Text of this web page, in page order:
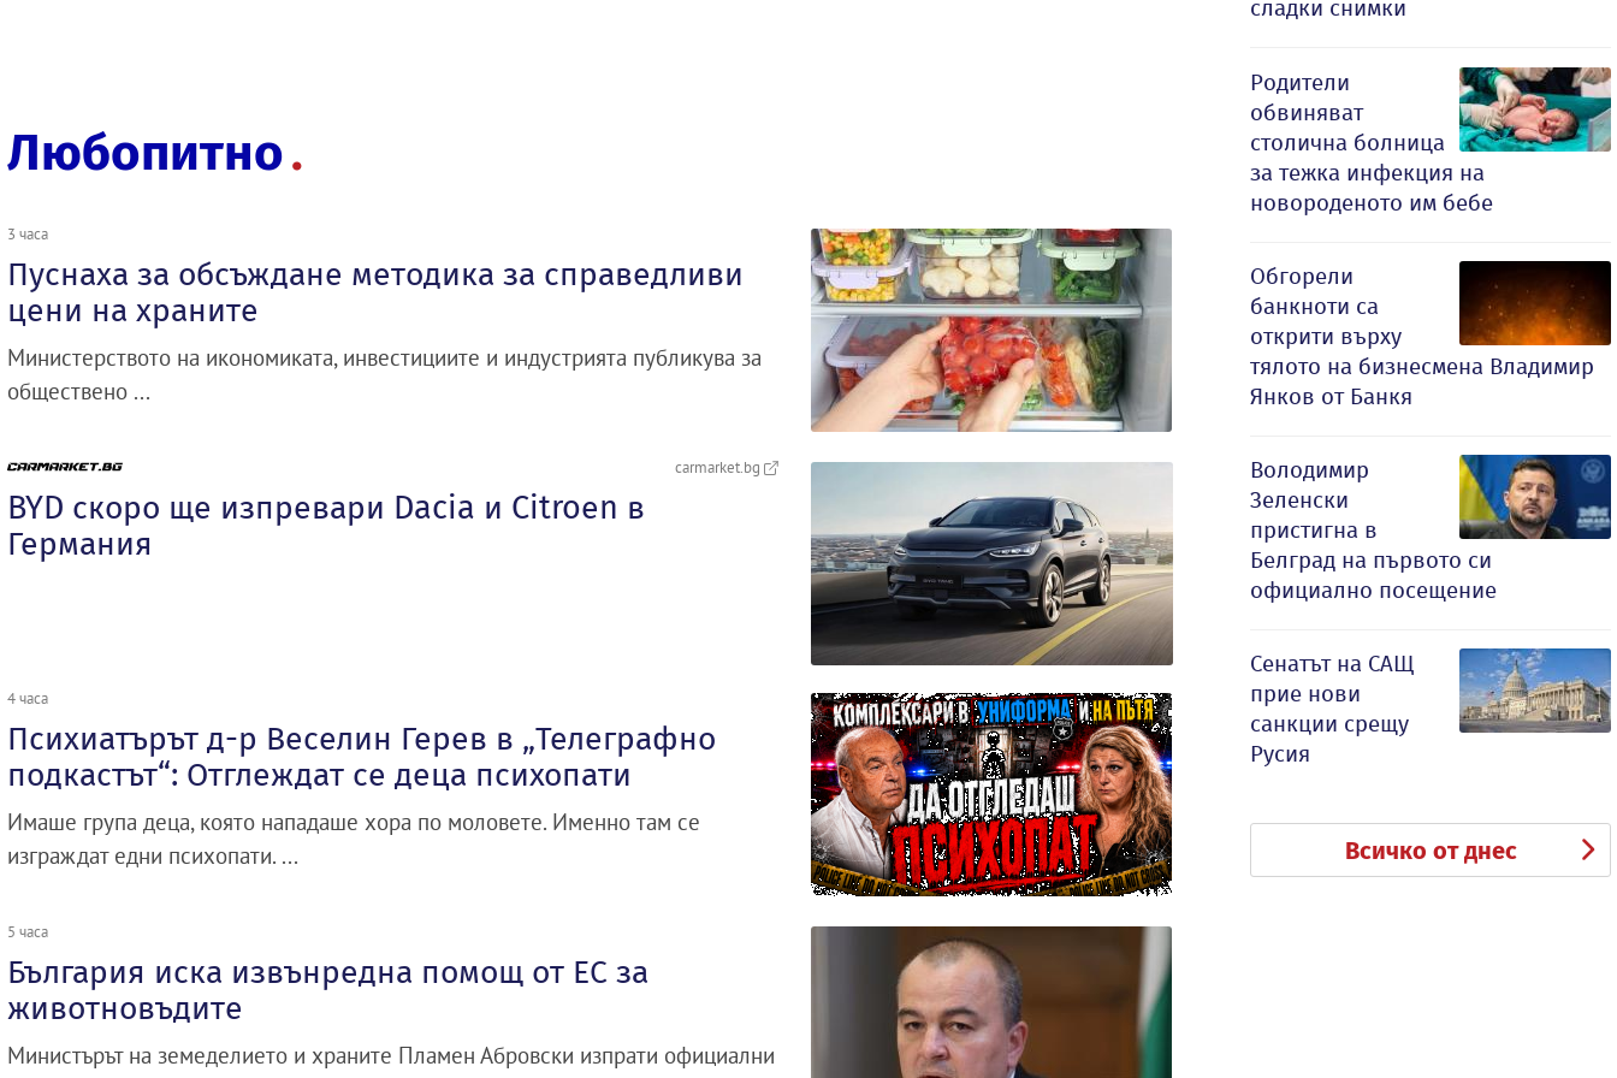
Любопитно
3 часа
Пуснаха за обсъждане методика за справедливи
цени на храните
Министерството на икономиката, инвестициите и индустрията публикува за
обществено ...
carmarket.bg
BYD скоро ще изпревари Dacia и Citroеn в
Германия
4 часа
Психиатърът д-р Веселин Герев в „Телеграфно
подкастът“: Отглеждат се деца психопати
Имаше група деца, която нападаше хора по моловете. Именно там се
изграждат едни психопати. ...
5 часа
България иска извънредна помощ от ЕС за
животновъдите
Министърът на земеделието и храните Пламен Абровски изпрати официални
сладки снимки
Родители
обвиняват
столична болница
за тежка инфекция на
новороденото им бебе
Обгорели
банкноти са
открити върху
тялото на бизнесмена Владимир
Янков от Банкя
Володимир
Зеленски
пристигна в
Белград на първото си
официално посещение
Сенатът на САЩ
прие нови
санкции срещу
Русия
Всичко от днес